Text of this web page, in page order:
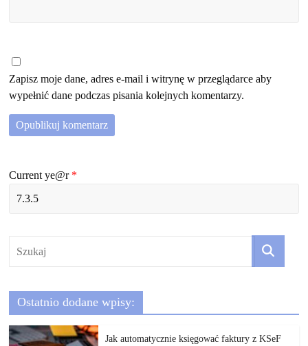
Zapisz moje dane, adres e-mail i witrynę w przeglądarce aby
wypełnić dane podczas pisania kolejnych komentarzy.
Current ye@r *
Ostatnio dodane wpisy:
Jak automatycznie księgować faktury z KSeF